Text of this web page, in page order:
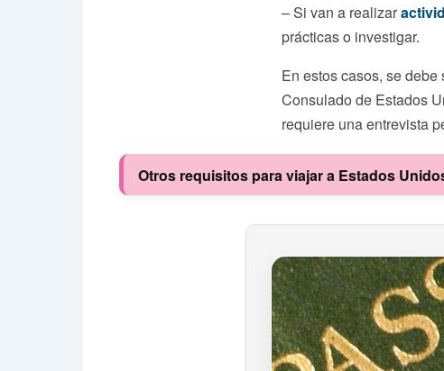
– Si van a realizar
prácticas o investigar.
En estos casos, se debe
Consulado de Estados
requiere una entrevista
Otros requisitos para viajar a Estados